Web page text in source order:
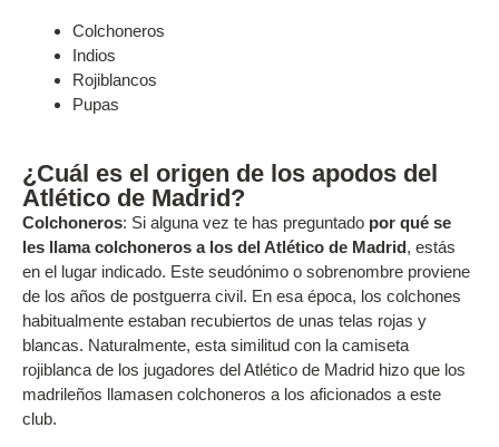
Colchoneros
Indios
Rojiblancos
Pupas
¿Cuál es el origen de los apodos del
Atlético de Madrid?
Colchoneros: Si alguna vez te has preguntado por qué se
les llama colchoneros a los del Atlético de Madrid, estás
en el lugar indicado. Este seudónimo o sobrenombre proviene
de los años de postguerra civil. En esa época, los colchones
habitualmente estaban recubiertos de unas telas rojas y
blancas. Naturalmente, esta similitud con la camiseta
rojiblanca de los jugadores del Atlético de Madrid hizo que los
madrileños llamasen colchoneros a los aficionados a este
club.